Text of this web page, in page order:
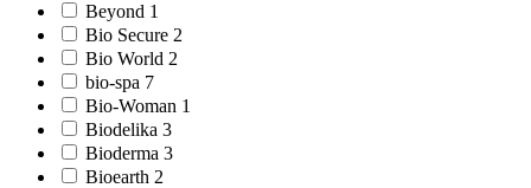
Beyond 1
Bio Secure 2
Bio World 2
bio-spa 7
Bio-Woman 1
Biodelika 3
Bioderma 3
Bioearth 2